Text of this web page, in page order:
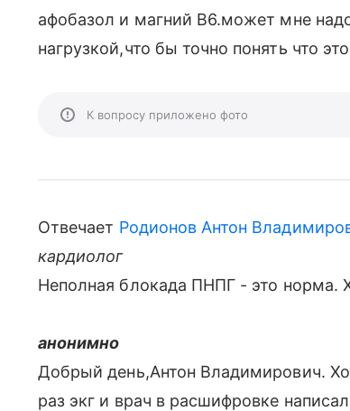
афобазол и магний В6.может мне
нагрузкой,что бы точно понять что
К вопросу приложено фото
Отвечает Родионов Антон
кардиолог
Неполная блокада ПНПГ - это норма.
анонимно
Добрый день,Антон Владимирович.
раз экг и врач в расшифровке